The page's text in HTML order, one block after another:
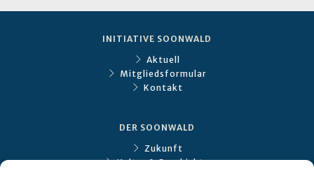
INITIATIVE SOONWALD
Aktuell
Mitgliedsformular
Kontakt
DER SOONWALD
Zukunft
Kultur & Geschichte